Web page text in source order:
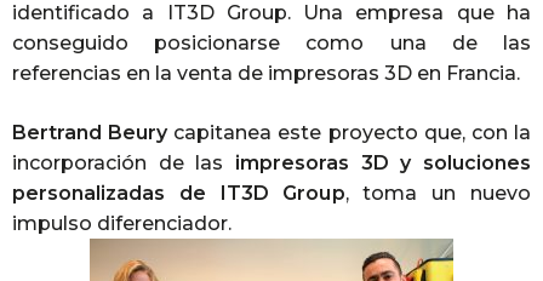
identificado a IT3D Group. Una empresa que ha
conseguido posicionarse como una de las
referencias en la venta de impresoras 3D en Francia.
Bertrand Beurycapitanea este proyecto que, con la
incorporación de las impresoras 3D y soluciones
personalizadas de IT3D Group, toma un nuevo
impulso diferenciador.